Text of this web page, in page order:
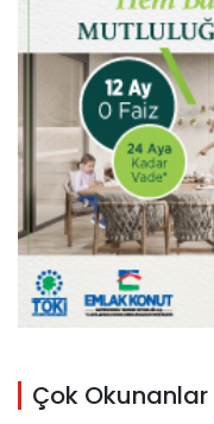
Çok Okunanlar